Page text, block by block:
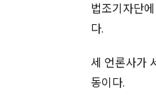
법조기자단
다.
세 언론사가
동이다.